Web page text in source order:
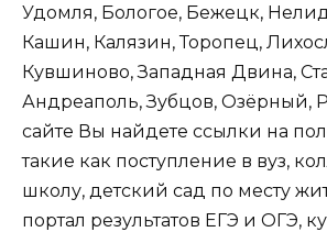
Удомля, Бологое, Бежецк,
Кашин, Калязин, Торопец,
Кувшиново, Западная Двина,
Андреаполь, Зубцов, Озёрный,
сайте Вы найдете ссылки на
такие как поступление в вуз,
школу, детский сад по месту
портал результатов ЕГЭ и ОГЭ,